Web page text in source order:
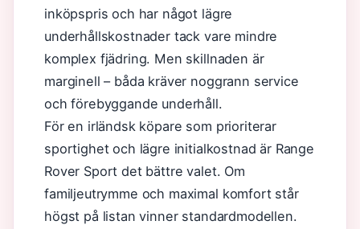
inköpspris och har något lägre
underhållskostnader tack vare mindre
komplex fjädring. Men skillnaden är
marginell – båda kräver noggrann service
och förebyggande underhåll.
För en irländsk köpare som prioriterar
sportighet och lägre initialkostnad är Range
Rover Sport det bättre valet. Om
familjeutrymme och maximal komfort står
högst på listan vinner standardmodellen.